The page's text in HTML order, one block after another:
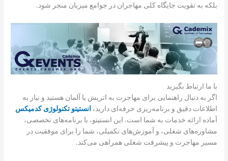
بلکه به تقویت جایگاه کلی مهاجران در جوامع میزبان منجر شود.
با ما ارتباط بگیرید
اگر به دنبال راهنمایی برای مهاجرت به اتریش یا آلمان هستید و نیاز به
اطلاعات دقیق و برنامه‌ریزی حرفه‌ای دارید،
انستیتو تکنولوژی کدمیکس
آماده ارائه خدمات به شما است. این انستیتو، با برنامه‌های تخصصی،
مشاوره‌های شغلی، و آموزش‌های تکمیلی، شما را برای موفقیت در
مسیر مهاجرت و پیشرفت شغلی همراهی می‌کند.